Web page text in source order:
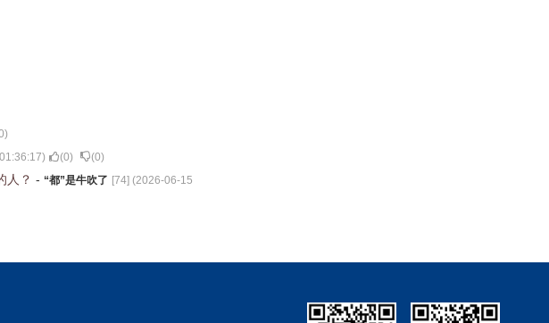
)
) (0) (0)
人？ - “都”是牛吹了 [74] (2026-06-15